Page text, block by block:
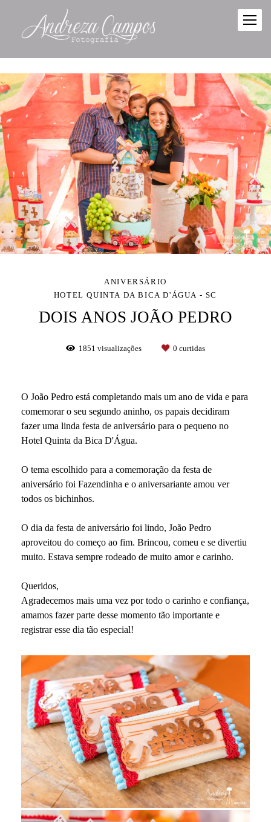
ANIVERSÁRIO
HOTEL QUINTA DA BICA D'ÁGUA - SC
DOIS ANOS JOÃO PEDRO
1851 visualizações 0 curtidas
O João Pedro está completando mais um ano de vida e para
comemorar o seu segundo aninho, os papais decidiram
fazer uma linda festa de aniversário para o pequeno no
Hotel Quinta da Bica D'Água.
O tema escolhido para a comemoração da festa de
aniversário foi Fazendinha e o aniversariante amou ver
todos os bichinhos.
O dia da festa de aniversário foi lindo, João Pedro
aproveitou do começo ao fim. Brincou, comeu e se divertiu
muito. Estava sempre rodeado de muito amor e carinho.
Queridos,
Agradecemos mais uma vez por todo o carinho e confiança,
amamos fazer parte desse momento tão importante e
registrar esse dia tão especial!